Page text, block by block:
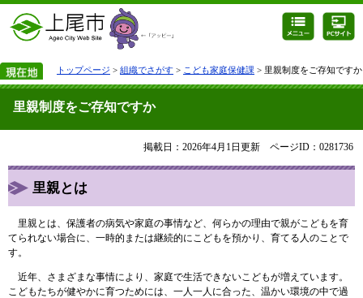
トップページ > 組織でさがす > こども家庭保健課 > 里親制度をご存知ですか
里親制度をご存知ですか
掲載日：2026年4月1日更新 ページID：0281736
里親とは
里親とは、保護者の病気や家庭の事情など、何らかの理由で親がこどもを育
てられない場合に、一時的または継続的にこどもを預かり、育てる人のことで
す。
近年、さまざまな事情により、家庭で生活できないこどもが増えています。
こどもたちが健やかに育つためには、一人一人に合った、温かい環境の中で過